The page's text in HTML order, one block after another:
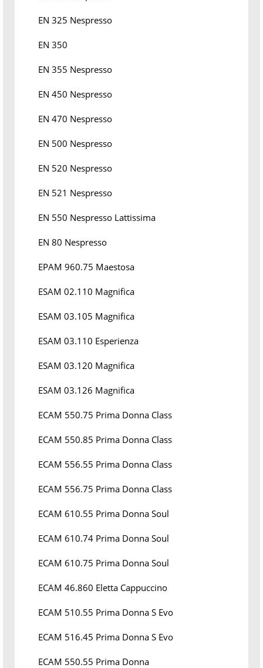
EN 325 Nespresso
EN 350
EN 355 Nespresso
EN 450 Nespresso
EN 470 Nespresso
EN 500 Nespresso
EN 520 Nespresso
EN 521 Nespresso
EN 550 Nespresso Lattissima
EN 80 Nespresso
EPAM 960.75 Maestosa
ESAM 02.110 Magnifica
ESAM 03.105 Magnifica
ESAM 03.110 Esperienza
ESAM 03.120 Magnifica
ESAM 03.126 Magnifica
ECAM 550.75 Prima Donna Class
ECAM 550.85 Prima Donna Class
ECAM 556.55 Prima Donna Class
ECAM 556.75 Prima Donna Class
ECAM 610.55 Prima Donna Soul
ECAM 610.74 Prima Donna Soul
ECAM 610.75 Prima Donna Soul
ECAM 46.860 Eletta Cappuccino
ECAM 510.55 Prima Donna S Evo
ECAM 516.45 Prima Donna S Evo
ECAM 550.55 Prima Donna